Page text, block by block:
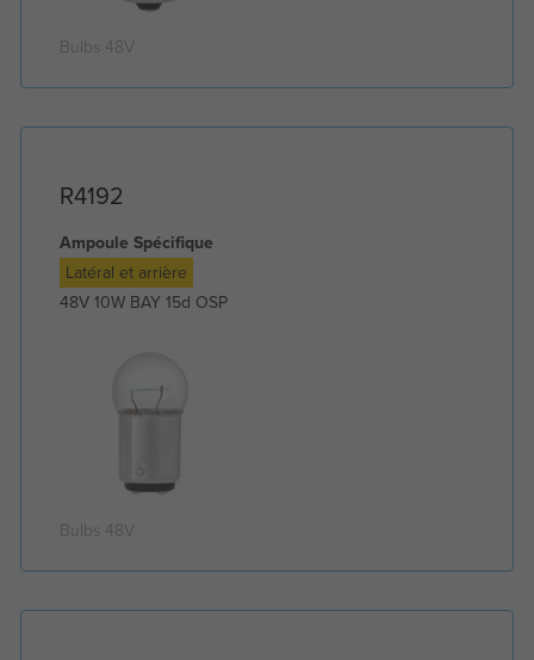
Bulbs 48V
R4192
Ampoule Spécifique
Latéral et arrière
48V 10W BAY 15d OSP
Bulbs 48V